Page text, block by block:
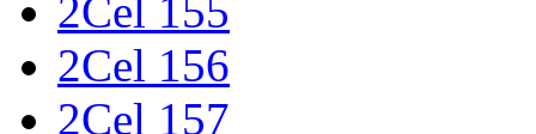
2Cel 155
2Cel 156
2Cel 157